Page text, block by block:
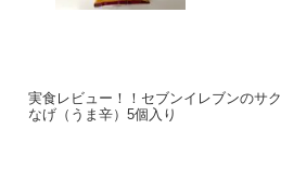
実食レビュー！！セブンイレブンのサク
なげ（うま辛）5個入り